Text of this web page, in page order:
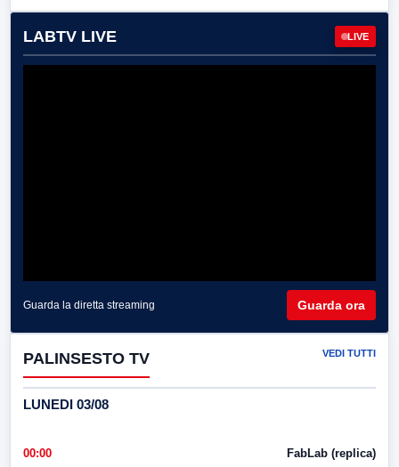
LABTV LIVE LIVE
Guarda la diretta streaming Guarda ora
PALINSESTO TV VEDI TUTTI
LUNEDI 03/08
00:00 FabLab (replica)